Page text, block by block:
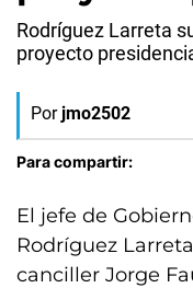
Rodríguez Larreta
proyecto
Por jmo2502
Para compartir:
El jefe de
Rodríguez
canciller Jorge